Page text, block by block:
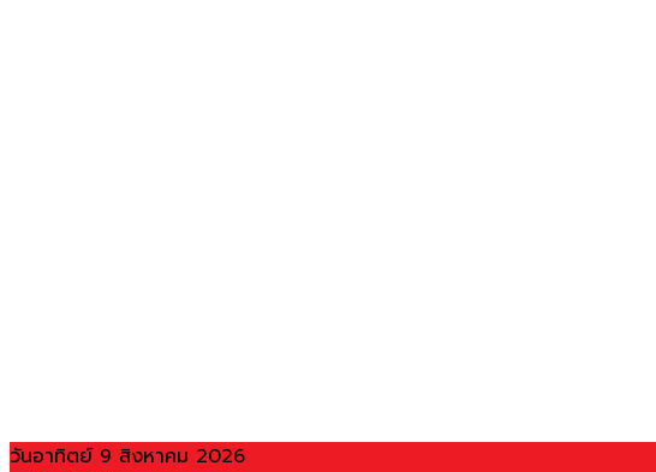
วันอาทิตย์ 9 สิงหาคม 2026